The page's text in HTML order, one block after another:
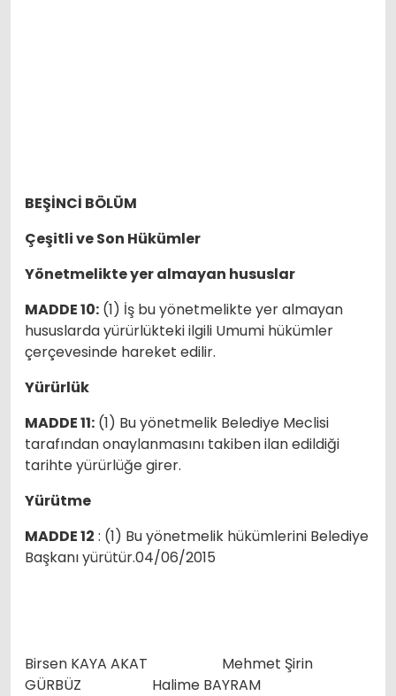
BEŞİNCİ BÖLÜM
Çeşitli ve Son Hükümler
Yönetmelikte yer almayan hususlar
MADDE 10: (1) İş bu yönetmelikte yer almayan
hususlarda yürürlükteki ilgili Umumi hükümler
çerçevesinde hareket edilir.
Yürürlük
MADDE 11: (1) Bu yönetmelik Belediye Meclisi
tarafından onaylanmasını takiben ilan edildiği
tarihte yürürlüğe girer.
Yürütme
MADDE 12 : (1) Bu yönetmelik hükümlerini Belediye
Başkanı yürütür.04/06/2015
Birsen KAYA AKAT Mehmet Şirin
GÜRBÜZ Halime BAYRAM